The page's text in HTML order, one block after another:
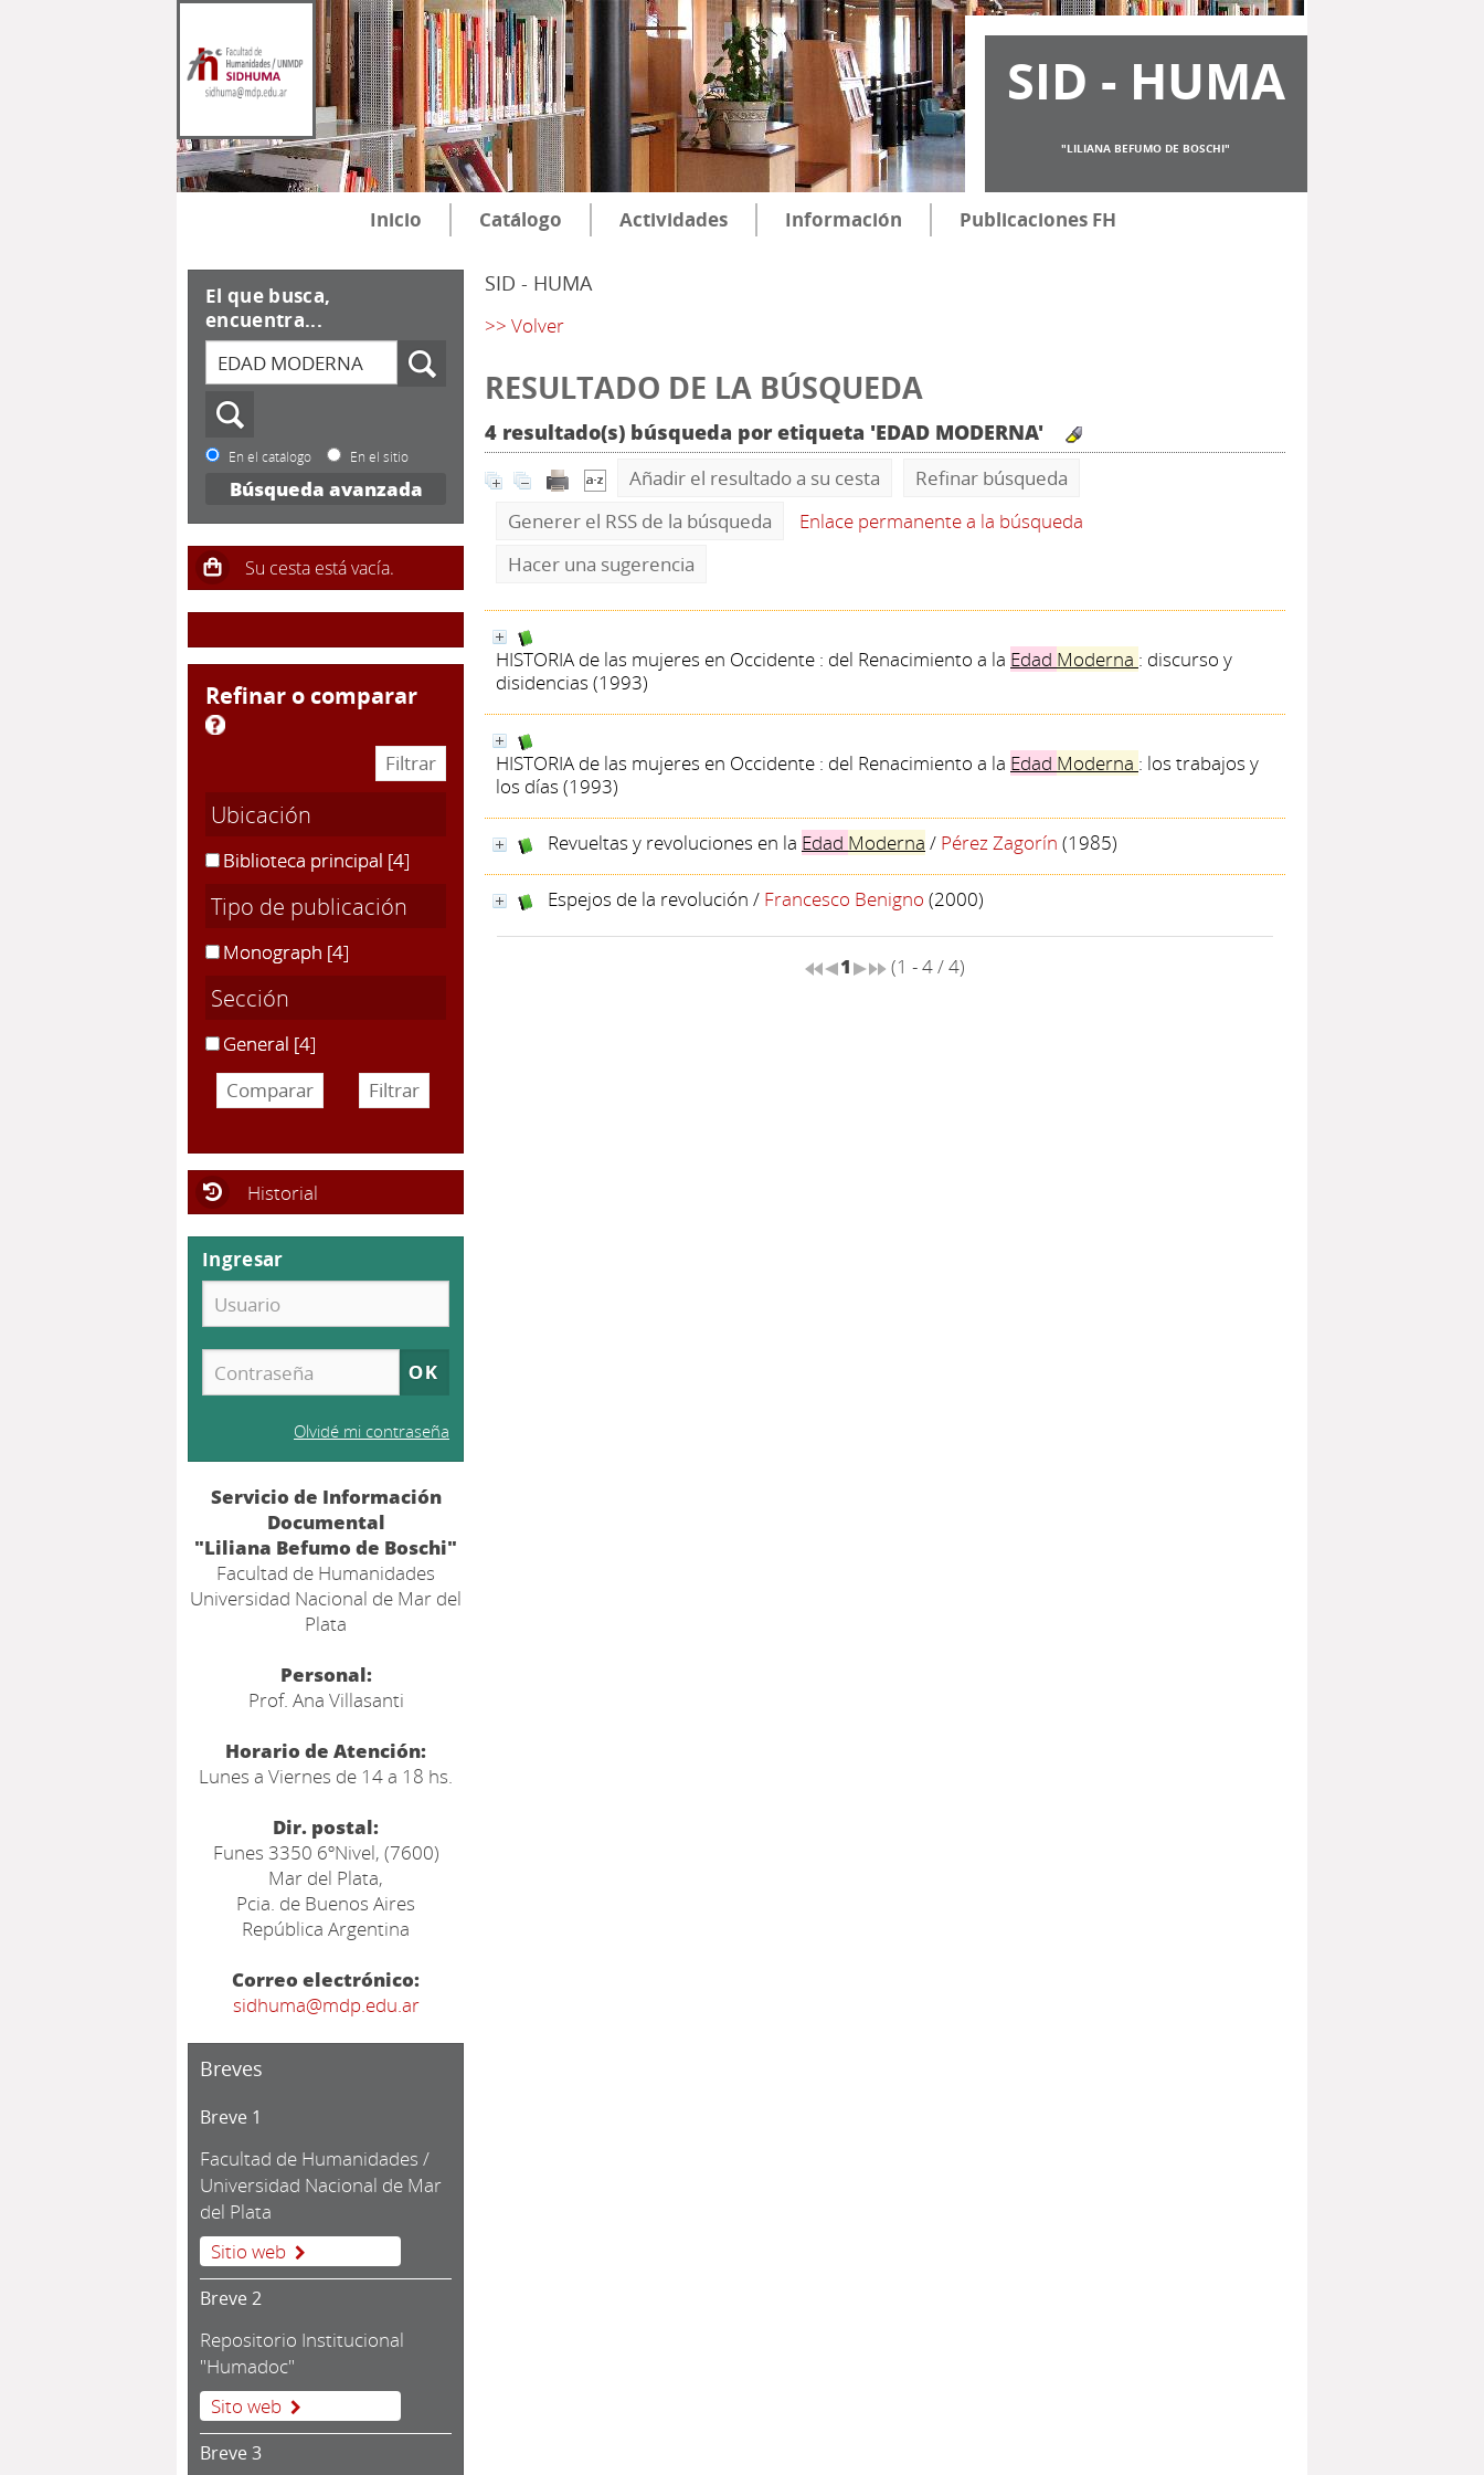
SID - HUMA
"LILIANA BEFUMO DE BOSCHI"
Inicio Catálogo Actividades Información Publicaciones FH
SID - HUMA
>> Volver
RESULTADO DE LA BÚSQUEDA
4 resultado(s) búsqueda por etiqueta 'EDAD MODERNA'
Añadir el resultado a su cesta
Refinar búsqueda
Generer el RSS de la búsqueda
Enlace permanente a la búsqueda
Hacer una sugerencia
HISTORIA de las mujeres en Occidente : del Renacimiento a la Edad Moderna : discurso y
disidencias (1993)
HISTORIA de las mujeres en Occidente : del Renacimiento a la Edad Moderna : los trabajos y
los días (1993)
Revueltas y revoluciones en la Edad Moderna / Pérez Zagorín (1985)
Espejos de la revolución / Francesco Benigno (2000)
1 (1 - 4 / 4)
El que busca,
encuentra...
En el catálogo En el sitio
Búsqueda avanzada
refinar o comparar
Ubicación
Biblioteca principal [4]
Tipo de publicación
Monograph [4]
Sección
General [4]
Historial
Ingresar
Olvidé mi contraseña
Servicio de Información
Documental
"Liliana Befumo de Boschi"
Facultad de Humanidades
Universidad Nacional de Mar del
Plata
Personal:
Prof. Ana Villasanti
Horario de Atención:
Lunes a Viernes de 14 a 18 hs.
Dir. postal:
Funes 3350 6ºNivel, (7600)
Mar del Plata,
Pcia. de Buenos Aires
República Argentina
Correo electrónico:
sidhuma@mdp.edu.ar
Breves
Breve 1
Facultad de Humanidades /
Universidad Nacional de Mar
del Plata
Sitio web
Breve 2
Repositorio Institucional
"Humadoc"
Sito web
Breve 3